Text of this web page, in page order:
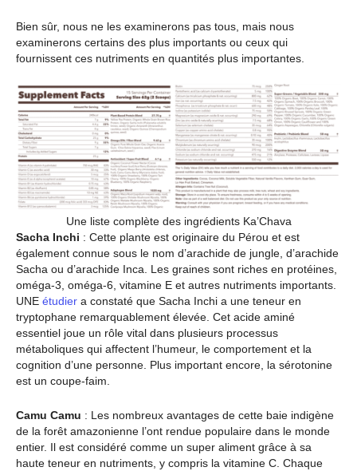
Bien sûr, nous ne les examinerons pas tous, mais nous
examinerons certains des plus importants ou ceux qui
fournissent ces nutriments en quantités plus importantes.
Une liste complète des ingrédients Ka’Chava
Sacha Inchi : Cette plante est originaire du Pérou et est
également connue sous le nom d’arachide de jungle, d’arachide
Sacha ou d’arachide Inca. Les graines sont riches en protéines,
oméga-3, oméga-6, vitamine E et autres nutriments importants.
UNE étudier a constaté que Sacha Inchi a une teneur en
tryptophane remarquablement élevée. Cet acide aminé
essentiel joue un rôle vital dans plusieurs processus
métaboliques qui affectent l’humeur, le comportement et la
cognition d’une personne. Plus important encore, la sérotonine
est un coupe-faim.
Camu Camu : Les nombreux avantages de cette baie indigène
de la forêt amazonienne l’ont rendue populaire dans le monde
entier. Il est considéré comme un super aliment grâce à sa
haute teneur en nutriments, y compris la vitamine C. Chaque